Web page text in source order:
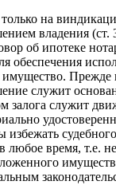
только на
владения (ст.
об ипотеке
обеспечения
Прежде
служит
залога служит
время, т.е.